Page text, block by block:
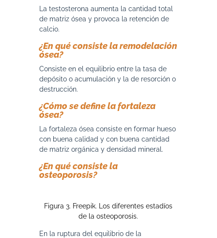
La testosterona aumenta la cantidad total
de matriz ósea y provoca la retención de
calcio.
¿En qué consiste la remodelación
ósea?
Consiste en el equilibrio entre la tasa de
depósito o acumulación y la de resorción o
destrucción.
¿Cómo se define la fortaleza
ósea?
La fortaleza ósea consiste en formar hueso
con buena calidad y con buena cantidad
de matriz orgánica y densidad mineral.
¿En qué consiste la
osteoporosis?
Figura 3. Freepik. Los diferentes estadíos
de la osteoporosis.
En la ruptura del equilibrio de la